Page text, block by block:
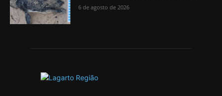
6 de agosto de 2026